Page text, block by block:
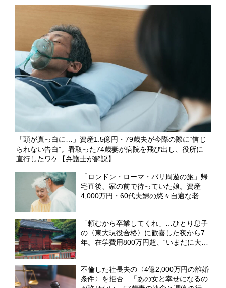
「頭が真っ白に…」資産1.5億円・79歳夫が今際の際に“信じ
られない告白”。看取った74歳妻が病院を飛び出し、役所に
直行したワケ【弁護士が解説】
「ロンドン・ローマ・パリ周遊の旅」帰
宅直後、家の前で待っていた娘。資産
4,000万円・60代夫婦の悠々自適な老後
「頼むから卒業してくれ」…ひとり息子
の〈東大現役合格〉に歓喜した夜から7
年。在学費用800万円超、“いまだに大学
不倫した社長夫の〈4億2,000万円の離婚
条件〉を拒否…「あの女と幸せになるの